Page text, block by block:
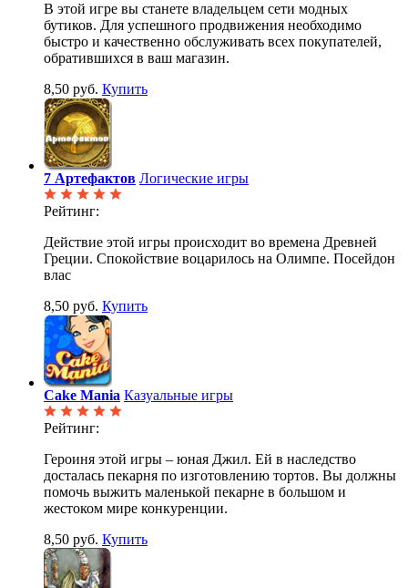
В этой игре вы станете владельцем сети модных
бутиков. Для успешного продвижения необходимо
быстро и качественно обслуживать всех покупателей,
обратившихся в ваш магазин.
8,50 руб. Купить
7 Артефактов Логические игры
Рейтинг:
Действие этой игры происходит во времена Древней
Греции. Спокойствие воцарилось на Олимпе. Посейдон
влас
8,50 руб. Купить
Cake Mania Казуальные игры
Рейтинг:
Героиня этой игры – юная Джил. Ей в наследство
досталась пекарня по изготовлению тортов. Вы должны
помочь выжить маленькой пекарне в большом и
жестоком мире конкуренции.
8,50 руб. Купить